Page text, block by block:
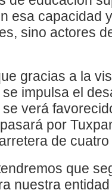
esa capacidad
sino actores
gracias a la
impulsa el
se verá
por
de
que
nuestra